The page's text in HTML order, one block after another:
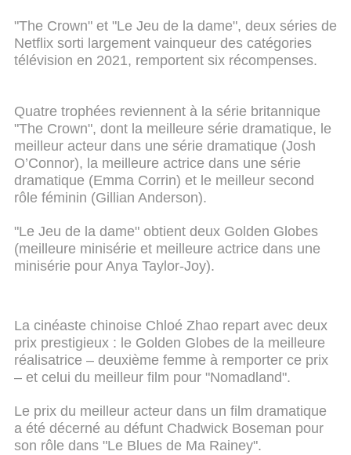
"The Crown" et "Le Jeu de la dame", deux séries de
Netflix sorti largement vainqueur des catégories
télévision en 2021, remportent six récompenses.
Quatre trophées reviennent à la série britannique
"The Crown", dont la meilleure série dramatique, le
meilleur acteur dans une série dramatique (Josh
O’Connor), la meilleure actrice dans une série
dramatique (Emma Corrin) et le meilleur second
rôle féminin (Gillian Anderson).
"Le Jeu de la dame" obtient deux Golden Globes
(meilleure minisérie et meilleure actrice dans une
minisérie pour Anya Taylor-Joy).
La cinéaste chinoise Chloé Zhao repart avec deux
prix prestigieux : le Golden Globes de la meilleure
réalisatrice – deuxième femme à remporter ce prix
– et celui du meilleur film pour "Nomadland".
Le prix du meilleur acteur dans un film dramatique
a été décerné au défunt Chadwick Boseman pour
son rôle dans "Le Blues de Ma Rainey".